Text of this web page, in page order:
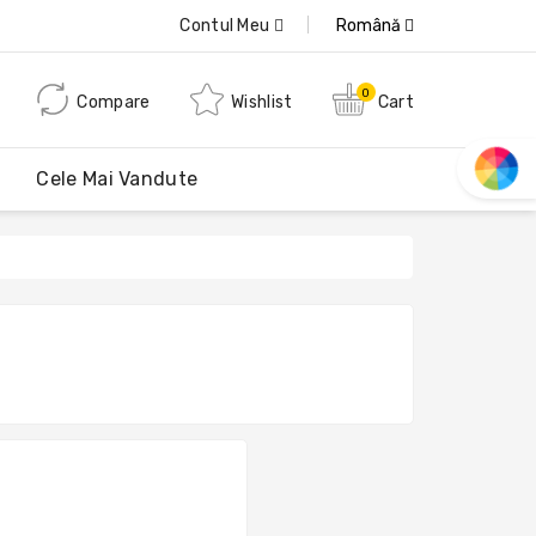
Contul Meu Română
Compare Wishlist 0 Cart
Cele Mai Vandute